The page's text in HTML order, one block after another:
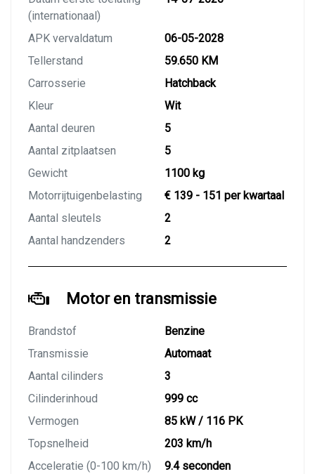
(internationaal)
APK vervaldatum
06-05-2028
Tellerstand
59.650 KM
Carrosserie
Hatchback
Kleur
Wit
Aantal deuren
5
Aantal zitplaatsen
5
Gewicht
1100 kg
Motorrijtuigenbelasting
€ 139 - 151 per kwartaal
Aantal sleutels
2
Aantal handzenders
2
Motor en transmissie
Brandstof
Benzine
Transmissie
Automaat
Aantal cilinders
3
Cilinderinhoud
999 cc
Vermogen
85 kW / 116 PK
Topsnelheid
203 km/h
Acceleratie (0-100 km/h)
9.4 seconden